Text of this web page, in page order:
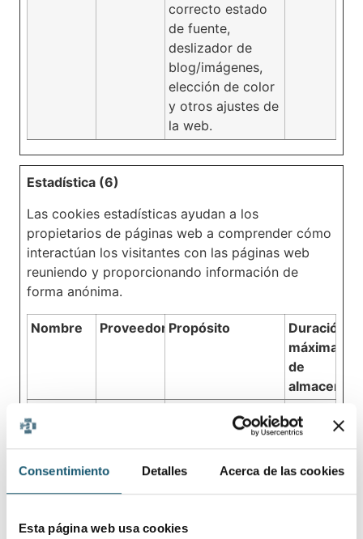
Consentimiento Detalles Acerca de las cookies
Esta página web usa cookies
correcto estado
de fuente,
deslizador de
blog/imágenes,
elección de color
y otros ajustes de
la web.
Estadística (6)
Las cookies estadísticas ayudan a los
propietarios de páginas web a comprender cómo
interactúan los visitantes con las páginas web
reuniendo y proporcionando información de
forma anónima.
Nombre Proveedor Propósito
Duración
máxima
de
Recoge datos
relacionadas con
la navegación y el
comportamiento
del usuario - Esto
recopilar informes
1 año